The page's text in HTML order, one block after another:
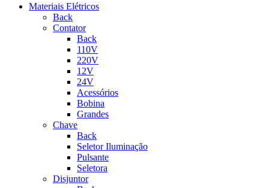
Materiais Elétricos
Back
Contator
Back
110V
220V
12V
24V
Acessórios
Bobina
Grandes
Chave
Back
Seletor Iluminação
Pulsante
Seletora
Disjuntor